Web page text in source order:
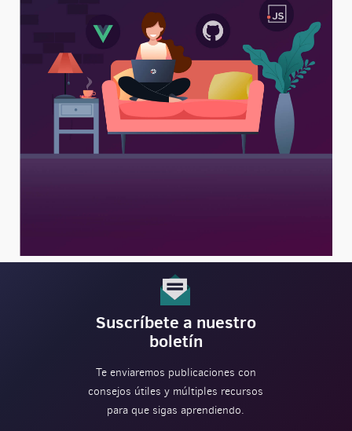
Suscríbete a nuestro
boletín
Te enviaremos publicaciones con
consejos útiles y múltiples recursos
para que sigas aprendiendo.